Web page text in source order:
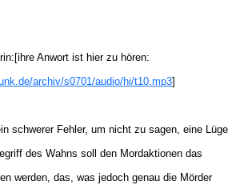
Anwort ist hier zu hören:
archiv/s0701/audio/hi/t10.mp3]
schwerer Fehler, um nicht zu sagen, eine Lüge
des Wahns soll den Mordaktionen das
werden, das, was jedoch genau die Mörder